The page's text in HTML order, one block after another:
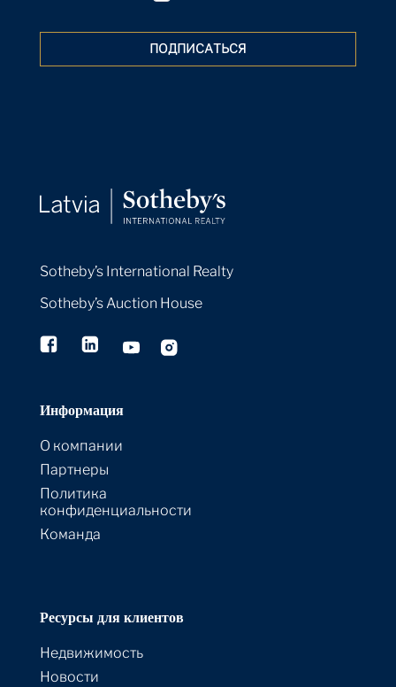
ПОДПИСАТЬСЯ
Sotheby’s International Realty
Sotheby’s Auction House
Информация
О компании
Партнеры
Политика
конфиденциальности
Команда
Ресурсы для клиентов
Недвижимость
Новости